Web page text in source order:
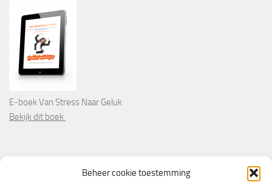
Beheer cookie toestemming
E-boek Van Stress Naar Geluk
Bekijk dit boek